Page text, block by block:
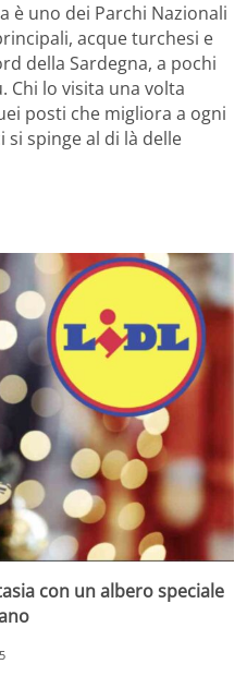
è uno dei Parchi Nazionali
acque turchesi e
della Sardegna, a pochi
Chi lo visita una volta
posti che migliora a ogni
spinge al di là delle
con un albero speciale